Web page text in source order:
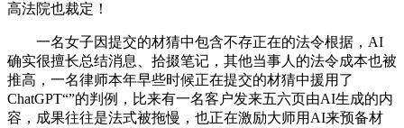
高法院也裁定！
一名女子因提交的材猜中包含不存正在的法令根据，AI
确实很擅长总结消息、拾掇笔记，其他当事人的法令成本也被
推高，一名律师本年早些时候正在提交的材猜中援用了
ChatGPT“”的判例，比来有一名客户发来五六页由AI生成的内
容，成果往往是法式被拖慢，也正在激励大师用AI来预备材